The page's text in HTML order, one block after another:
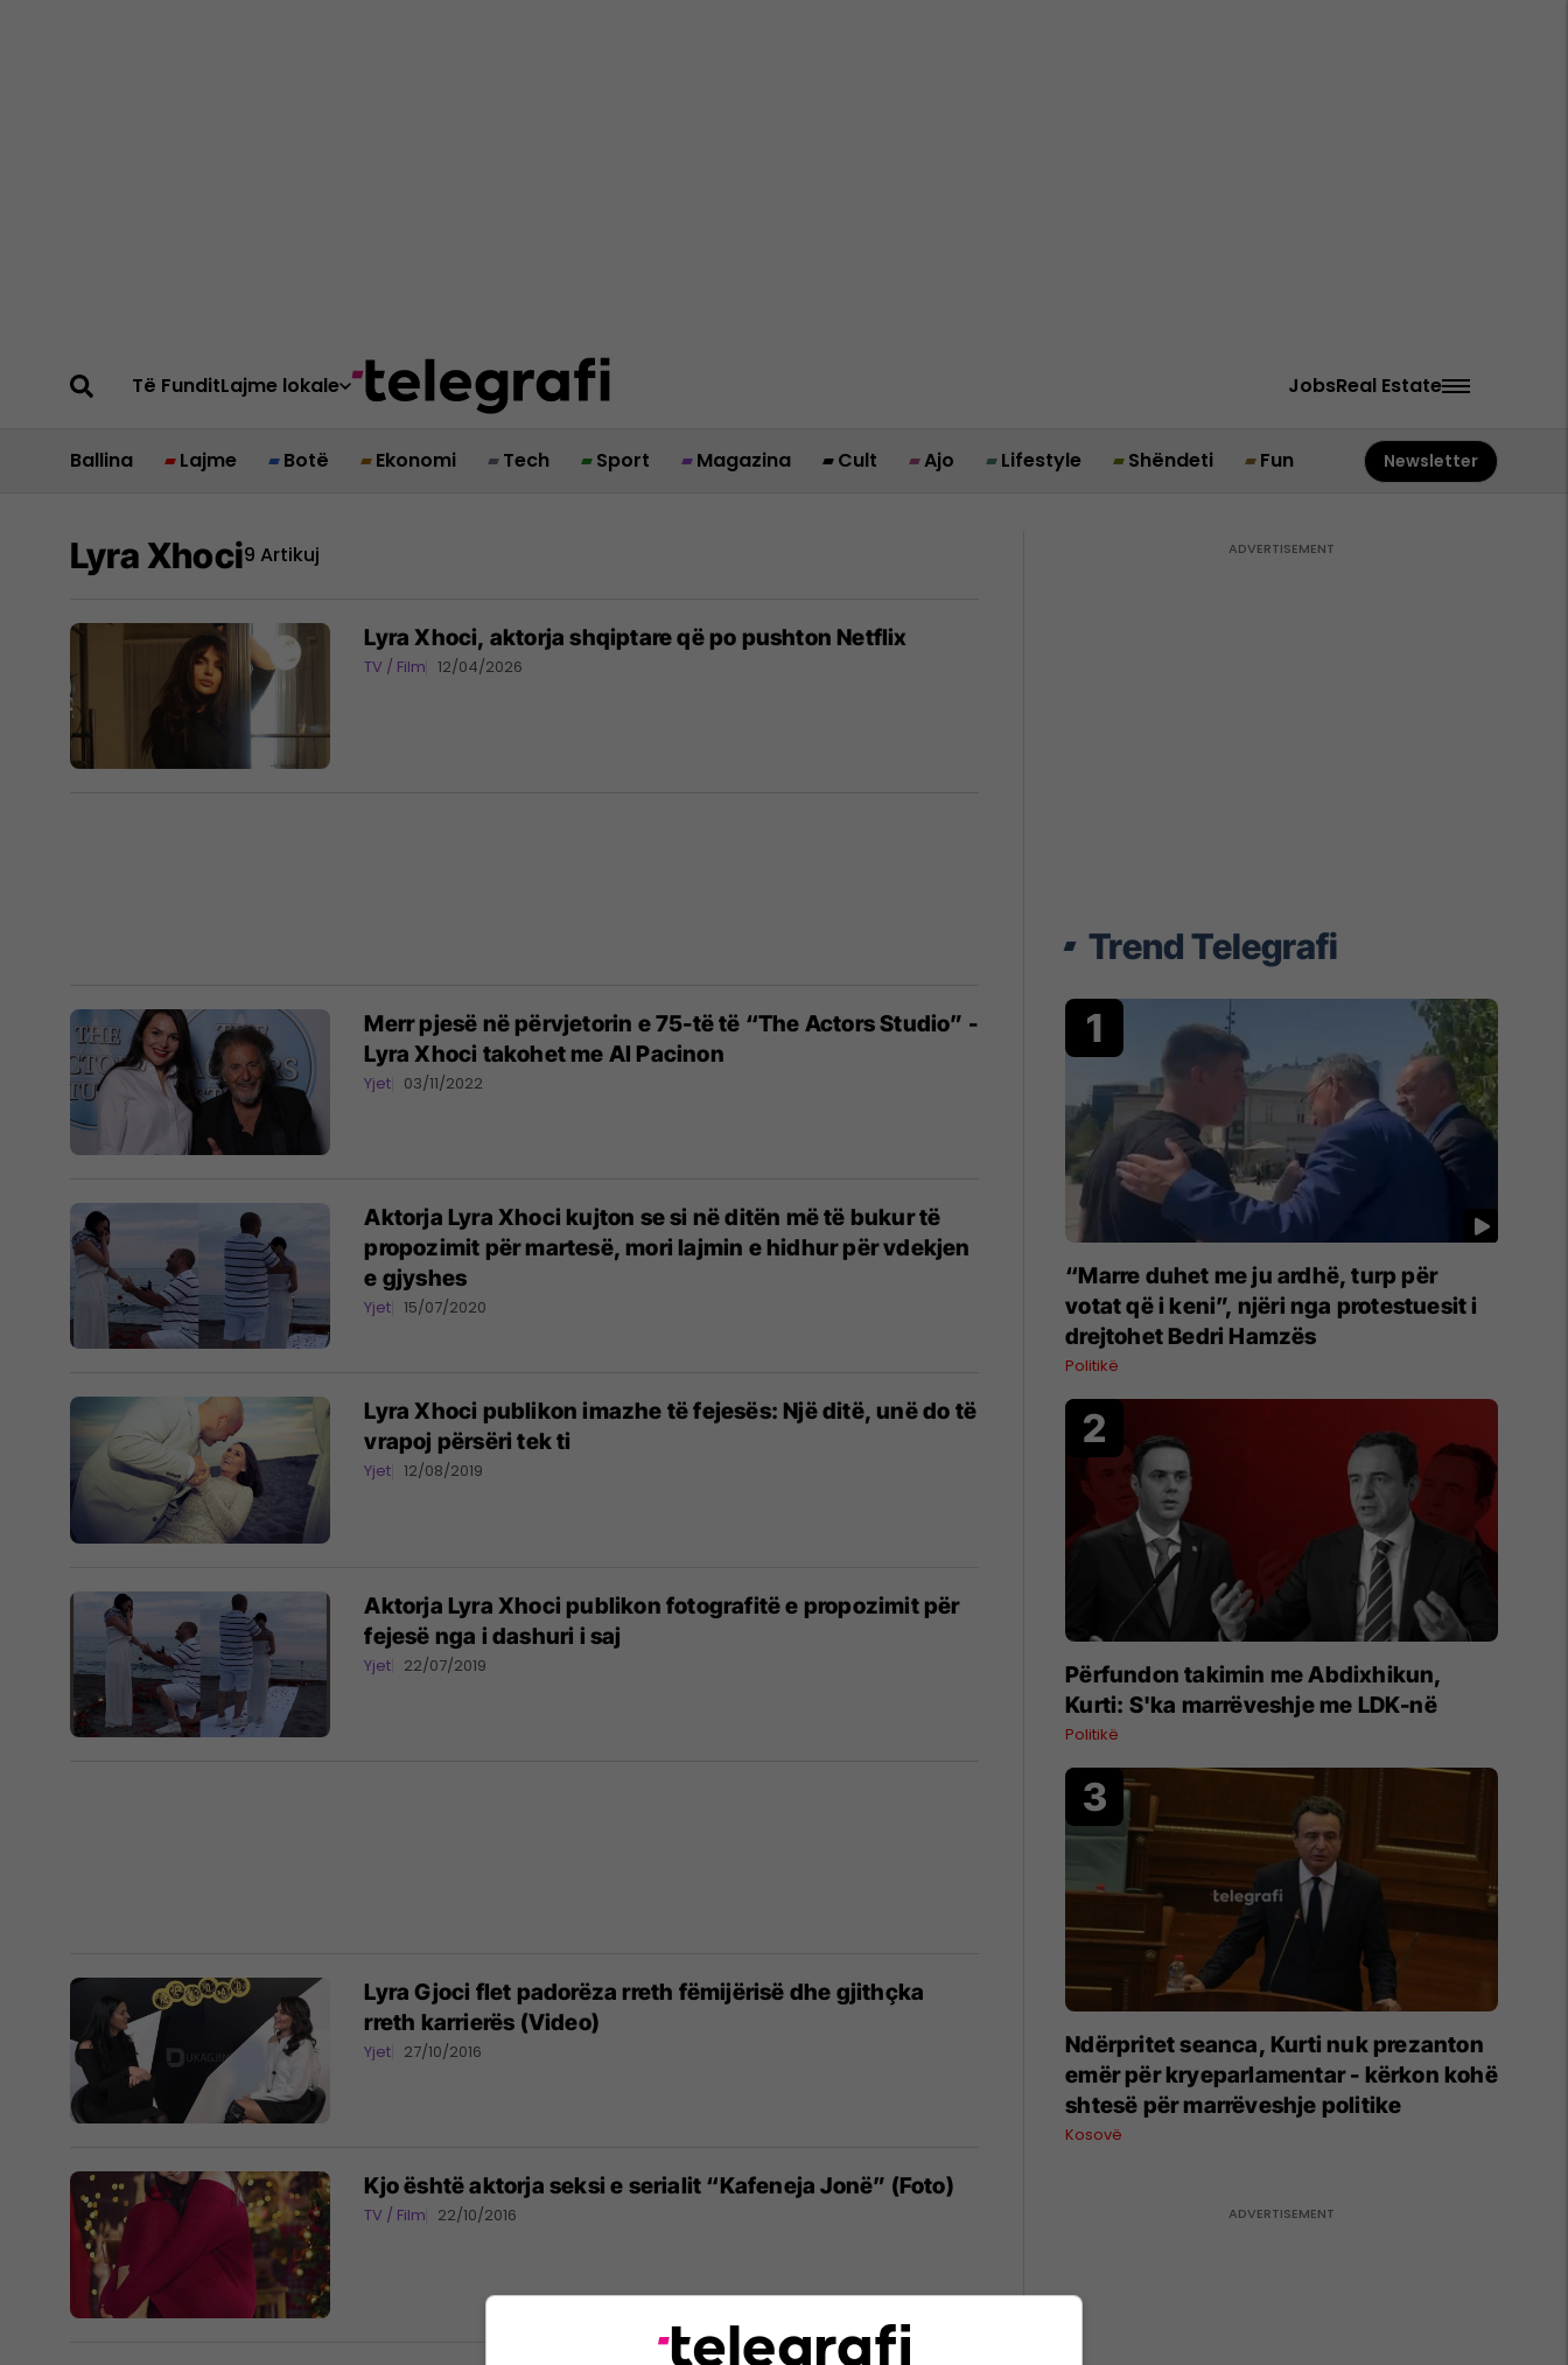
Të FunditLajme lokale JobsReal Estate
Ballina Lajme Botë Ekonomi Tech Sport Magazina Cult Ajo Lifestyle Shëndeti Fun Newsletter
Lyra Xhoci9 Artikuj
Lyra Xhoci, aktorja shqiptare që po pushton Netflix
TV / Film 12/04/2026
Merr pjesë në përvjetorin e 75-të të “The Actors Studio” -
Lyra Xhoci takohet me Al Pacinon
Yjet 03/11/2022
Aktorja Lyra Xhoci kujton se si në ditën më të bukur të
propozimit për martesë, mori lajmin e hidhur për vdekjen
e gjyshes
Yjet 15/07/2020
Lyra Xhoci publikon imazhe të fejesës: Një ditë, unë do të
vrapoj përsëri tek ti
Yjet 12/08/2019
Aktorja Lyra Xhoci publikon fotografitë e propozimit për
fejesë nga i dashuri i saj
Yjet 22/07/2019
Lyra Gjoci flet padorëza rreth fëmijërisë dhe gjithçka
rreth karrierës (Video)
Yjet 27/10/2016
Kjo është aktorja seksi e serialit “Kafeneja Jonë” (Foto)
TV / Film 22/10/2016
Trend Telegrafi
“Marre duhet me ju ardhë, turp për
votat që i keni”, njëri nga protestuesit i
drejtohet Bedri Hamzës
Politikë
Përfundon takimin me Abdixhikun,
Kurti: S'ka marrëveshje me LDK-në
Politikë
Ndërpritet seanca, Kurti nuk prezanton
emër për kryeparlamentar - kërkon kohë
shtesë për marrëveshje politike
Kosovë